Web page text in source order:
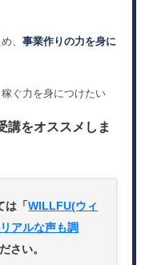
め、事業作りの力を身に
稼ぐ力を身につけたい
講をオススメしま
は「WILLFU(ウィ
アルな声も調
さい。